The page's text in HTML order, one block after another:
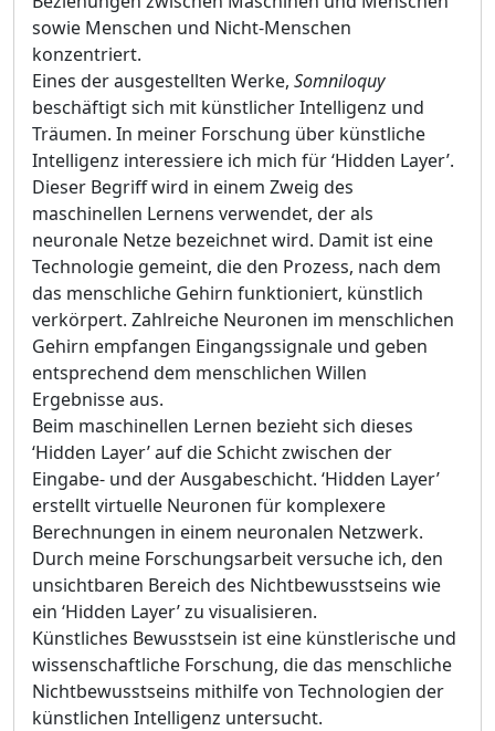
sowie Menschen und Nicht-Menschen
konzentriert.
Eines der ausgestellten Werke, Somniloquy
beschäftigt sich mit künstlicher Intelligenz und
Träumen. In meiner Forschung über künstliche
Intelligenz interessiere ich mich für ‘Hidden Layer’.
Dieser Begriff wird in einem Zweig des
maschinellen Lernens verwendet, der als
neuronale Netze bezeichnet wird. Damit ist eine
Technologie gemeint, die den Prozess, nach dem
das menschliche Gehirn funktioniert, künstlich
verkörpert. Zahlreiche Neuronen im menschlichen
Gehirn empfangen Eingangssignale und geben
entsprechend dem menschlichen Willen
Ergebnisse aus.
Beim maschinellen Lernen bezieht sich dieses
‘Hidden Layer’ auf die Schicht zwischen der
Eingabe- und der Ausgabeschicht. ‘Hidden Layer’
erstellt virtuelle Neuronen für komplexere
Berechnungen in einem neuronalen Netzwerk.
Durch meine Forschungsarbeit versuche ich, den
unsichtbaren Bereich des Nichtbewusstseins wie
ein ‘Hidden Layer’ zu visualisieren.
Künstliches Bewusstsein ist eine künstlerische und
wissenschaftliche Forschung, die das menschliche
Nichtbewusstseins mithilfe von Technologien der
künstlichen Intelligenz untersucht.